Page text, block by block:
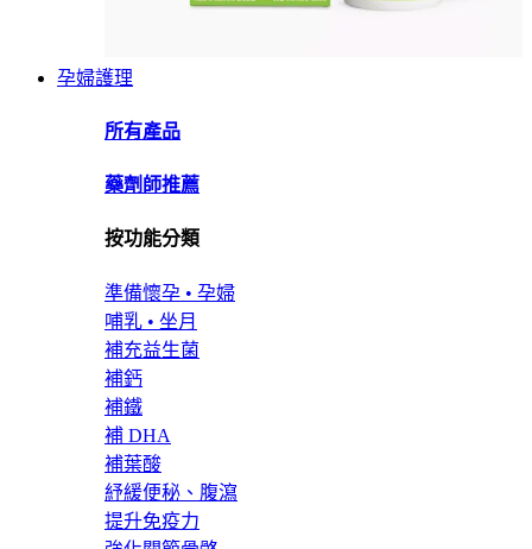
孕婦護理
所有產品
藥劑師推薦
按功能分類
準備懷孕 • 孕婦
哺乳 • 坐月
補充益生菌
補鈣
補鐵
補 DHA
補葉酸
紓緩便秘、腹瀉
提升免疫力